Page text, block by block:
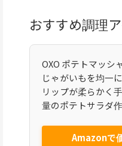
おすすめ調理
OXO ポテトマッシ
じゃがいもを均一
リップが柔らかく
量のポテトサラダ
Amazonで